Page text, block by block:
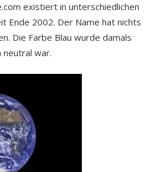
existiert in unterschiedlichen
Ende 2002. Der Name hat nichts
Die Farbe Blau wurde damals
neutral war.